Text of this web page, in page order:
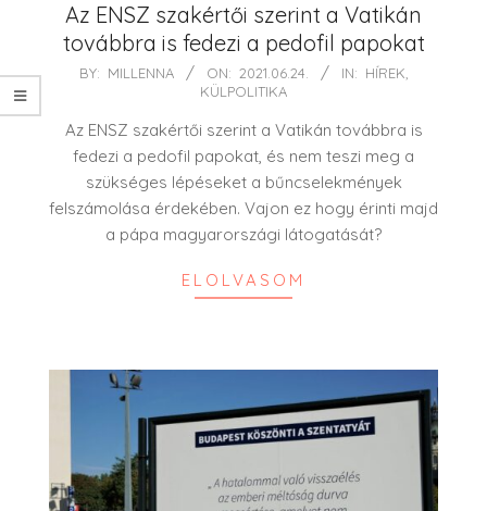
Az ENSZ szakértői szerint a Vatikán
továbbra is fedezi a pedofil papokat
2021-BY: MILLENNA ON: 2021.06.24. IN: HÍREK,
KÜLPOLITIKA
Az ENSZ szakértői szerint a Vatikán továbbra is
fedezi a pedofil papokat, és nem teszi meg a
szükséges lépéseket a bűncselekmények
felszámolása érdekében. Vajon ez hogy érinti majd
a pápa magyarországi látogatását?
ELOLVASOM